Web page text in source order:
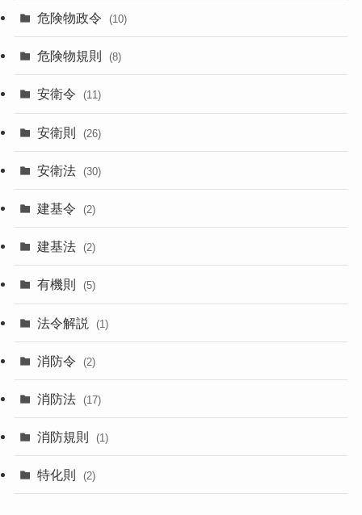
危険物政令 (10)
危険物規則 (8)
安衛令 (11)
安衛則 (26)
安衛法 (30)
建基令 (2)
建基法 (2)
有機則 (5)
法令解説 (1)
消防令 (2)
消防法 (17)
消防規則 (1)
特化則 (2)